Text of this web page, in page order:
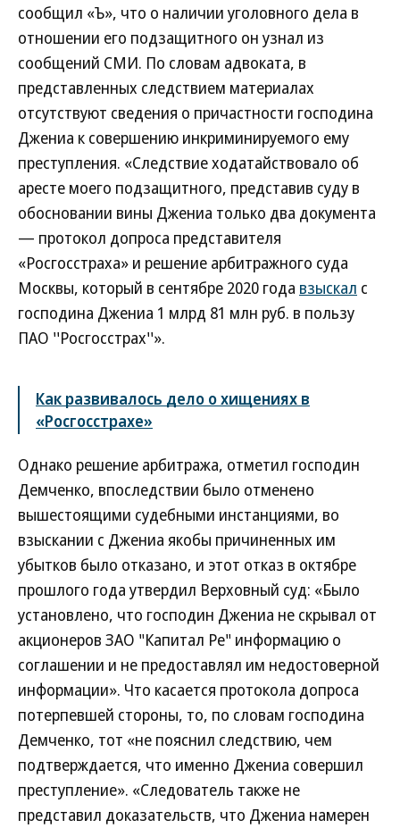
сообщил «Ъ», что о наличии уголовного дела в
отношении его подзащитного он узнал из
сообщений СМИ. По словам адвоката, в
представленных следствием материалах
отсутствуют сведения о причастности господина
Джениа к совершению инкриминируемого ему
преступления. «Следствие ходатайствовало об
аресте моего подзащитного, представив суду в
обосновании вины Джениа только два документа
— протокол допроса представителя
«Росгосстраха» и решение арбитражного суда
Москвы, который в сентябре 2020 года взыскал с
господина Джениа 1 млрд 81 млн руб. в пользу
ПАО ''Росгосстрах''».
Как развивалось дело о хищениях в
«Росгосстрахе»
Однако решение арбитража, отметил господин
Демченко, впоследствии было отменено
вышестоящими судебными инстанциями, во
взыскании с Джениа якобы причиненных им
убытков было отказано, и этот отказ в октябре
прошлого года утвердил Верховный суд: «Было
установлено, что господин Джениа не скрывал от
акционеров ЗАО "Капитал Ре" информацию о
соглашении и не предоставлял им недостоверной
информации». Что касается протокола допроса
потерпевшей стороны, то, по словам господина
Демченко, тот «не пояснил следствию, чем
подтверждается, что именно Джениа совершил
преступление». «Следователь также не
представил доказательств, что Джениа намерен